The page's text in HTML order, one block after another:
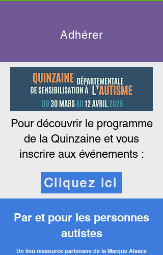
Adhérer
Pour découvrir le programme
de la Quinzaine et vous
inscrire aux événements :
Cliquez ici
Par et pour les personnes
autistes
Un lieu ressource partenaire de la Marque Alsace